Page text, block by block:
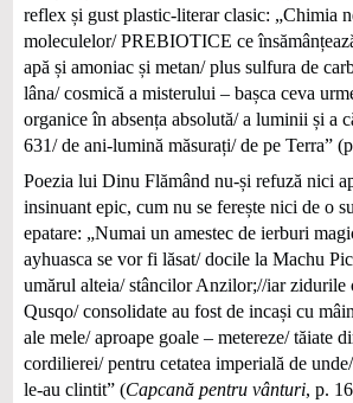
reflex și gust plastic-literar clasic: „Chimia
moleculelor/ PREBIOTICE ce
apă și amoniac și metan/ plus sulfura de
lâna/ cosmică a misterului – bașca ceva
organice în absența absolută/ a luminii și a
631/ de ani-lumină măsurați/ de pe Terra”
Poezia lui Dinu Flămând nu-și refuză nici
insinuant epic, cum nu se ferește nici de o
epatare: „Numai un amestec de ierburi
ayhuasca se vor fi lăsat/ docile la Machu
umărul alteia/ stâncilor Anzilor;//iar
Qusqo/ consolidate au fost de incași cu
ale mele/ aproape goale – metereze/ tăiate
cordilierei/ pentru cetatea imperială de
le-au clintit” (Capcană pentru vânturi, p.